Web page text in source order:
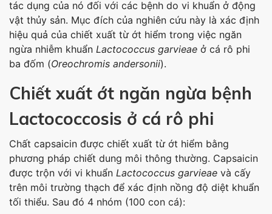
tác dụng của nó đối với các bệnh do vi khuẩn ở động
vật thủy sản. Mục đích của nghiên cứu này là xác định
hiệu quả của chiết xuất từ ớt hiểm trong việc ngăn
ngừa nhiễm khuẩn Lactococcus garvieae ở cá rô phi
ba đốm (Oreochromis andersonii).
Chiết xuất ớt ngăn ngừa bệnh
Lactococcosis ở cá rô phi
Chất capsaicin được chiết xuất từ ớt hiểm bằng
phương pháp chiết dung môi thông thường. Capsaicin
được trộn với vi khuẩn Lactococcus garvieae và cấy
trên môi trường thạch để xác định nồng độ diệt khuẩn
tối thiểu. Sau đó 4 nhóm (100 con cá):